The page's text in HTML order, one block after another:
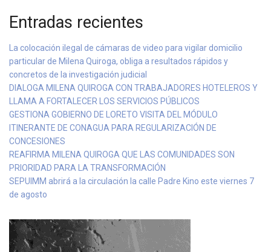
Entradas recientes
La colocación ilegal de cámaras de video para vigilar domicilio
particular de Milena Quiroga, obliga a resultados rápidos y
concretos de la investigación judicial
DIALOGA MILENA QUIROGA CON TRABAJADORES HOTELEROS Y
LLAMA A FORTALECER LOS SERVICIOS PÚBLICOS
GESTIONA GOBIERNO DE LORETO VISITA DEL MÓDULO
ITINERANTE DE CONAGUA PARA REGULARIZACIÓN DE
CONCESIONES
REAFIRMA MILENA QUIROGA QUE LAS COMUNIDADES SON
PRIORIDAD PARA LA TRANSFORMACIÓN
SEPUIMM abrirá a la circulación la calle Padre Kino este viernes 7
de agosto